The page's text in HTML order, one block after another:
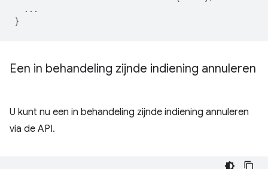
...
}
Een in behandeling zijnde indiening annuleren
U kunt nu een in behandeling zijnde indiening annuleren
via de API.